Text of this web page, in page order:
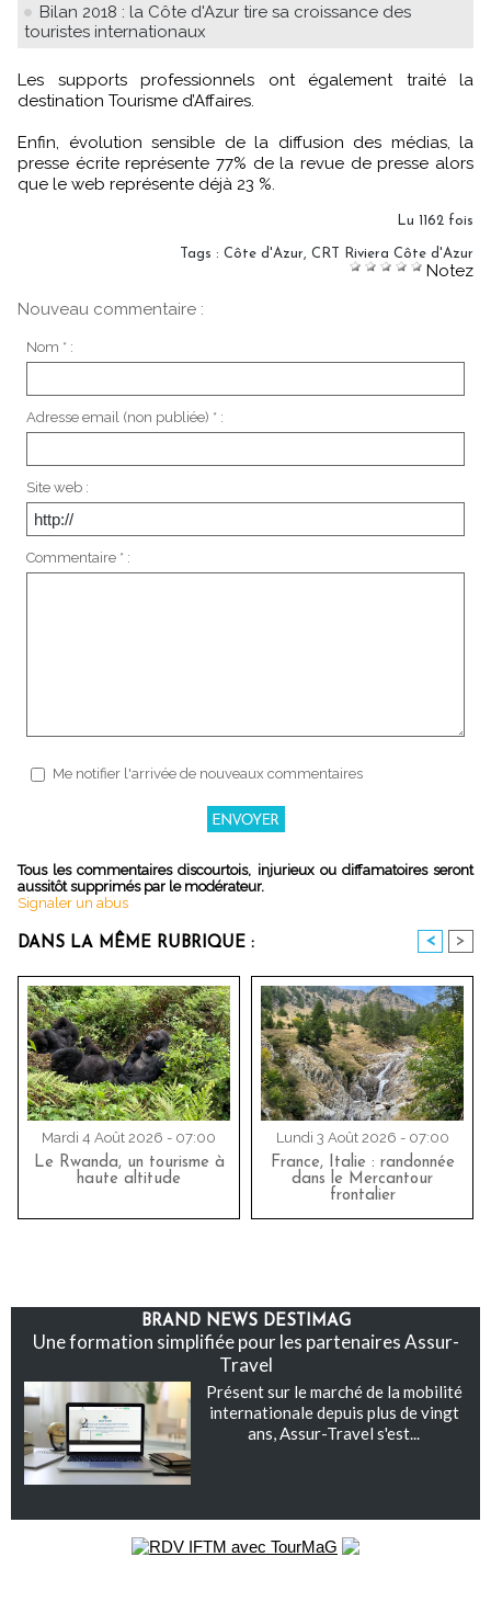
Bilan 2018 : la Côte d'Azur tire sa croissance des
touristes internationaux
Les supports professionnels ont également traité la
destination Tourisme d’Affaires.
Enfin, évolution sensible de la diffusion des médias, la
presse écrite représente 77% de la revue de presse alors
que le web représente déjà 23 %.
Lu 1162 fois
Tags : Côte d'Azur CRT Riviera Côte d'Azur
Notez
Nouveau commentaire :
Nom * :
Adresse email (non publiée) * :
Site web :
Commentaire * :
Me notifier l'arrivée de nouveaux commentaires
Tous les commentaires discourtois, injurieux ou diffamatoires seront
aussitôt supprimés par le modérateur.
Signaler un abus
DANS LA MÊME RUBRIQUE : < >
Mardi 4 Août 2026 - 07:00
Le Rwanda, un tourisme à
haute altitude
Lundi 3 Août 2026 - 07:00
France, Italie : randonnée
dans le Mercantour
frontalier
BRAND NEWS DESTIMAG
Une formation simplifiée pour les partenaires Assur-
Travel
Présent sur le marché de la mobilité
internationale depuis plus de vingt
ans, Assur-Travel s'est...